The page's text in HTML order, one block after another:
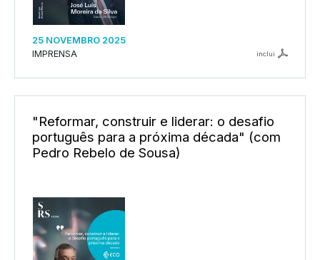
25 NOVEMBRO 2025
IMPRENSA
inclui
"Reformar, construir e liderar: o desafio
português para a próxima década" (com
Pedro Rebelo de Sousa)